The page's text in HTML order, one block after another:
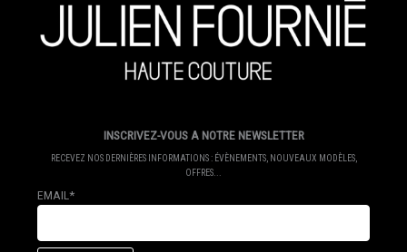
INSCRIVEZ-VOUS A NOTRE NEWSLETTER
RECEVEZ NOS DERNIÈRES INFORMATIONS : ÉVÈNEMENTS, NOUVEAUX MODÈLES,
OFFRES...
EMAIL*